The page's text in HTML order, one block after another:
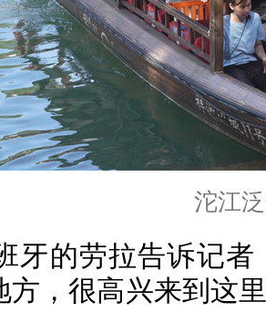
沱江
牙的劳拉告诉记
方，很高兴来到这